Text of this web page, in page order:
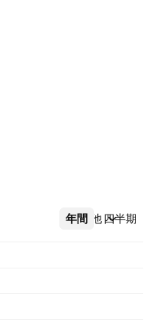
年間 四半期
その他